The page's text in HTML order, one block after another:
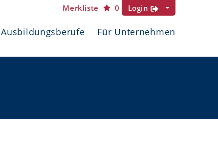
Merkliste 0 Login
Ausbildungsberufe Für Unternehmen